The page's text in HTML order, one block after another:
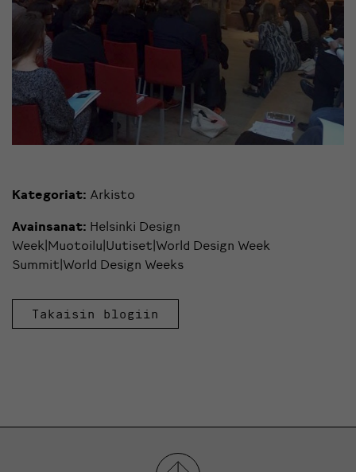
Kategoriat: Arkisto
Avainsanat: Helsinki Design
Week|Muotoilu|Uutiset|World Design Week
Summit|World Design Weeks
Takaisin blogiin